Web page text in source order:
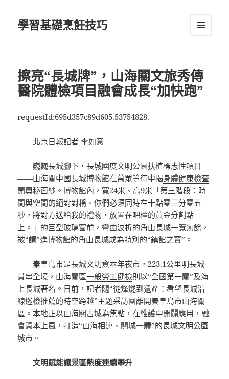
學習基礎烹飪技巧
擦亮“長城牌”，山海關文旅秀傳
醫院體檢項目融會成長“加快跑”
requestId:695d357c89d605.53754828.
北京日報記者 李如意
巍巍長城腳下，長城國度文明公園扶植標志性項目
——山海關中國長城博物館在萬眾等待中揭身體健康檢查
開奧秘面紗。博物館內，寬24米、高9米「第三階段：時
間與空間的絕對對稱。你們必須同時在十點零三分零五
秒，將對方送給我的禮物，放置在吧檯的黃金分割點
上。」的巨型玻璃窗前，彎曲波折的角山長城一覽無餘，
被“請”進博物館的角山長城成為特別的“鎮館之寶”。
秦皇島市是長城文明資本年夜市，223.1公里明長城
貫串全境，山海關區一般勞工健檢則以“全國第一關”及海
上長城著名。日前，記者隨“從烽燧到遺產：看望長城沿
線巡檢推薦的時空跨越”主題采訪團離開秦皇島市山海關
區。本地正以山海關古城為焦點，在維護中開闢應用，融
會資本上風，打造“山海相連、關城一體”的長城文明公園
城市。
文明賦能讓景區熱度連續攀升